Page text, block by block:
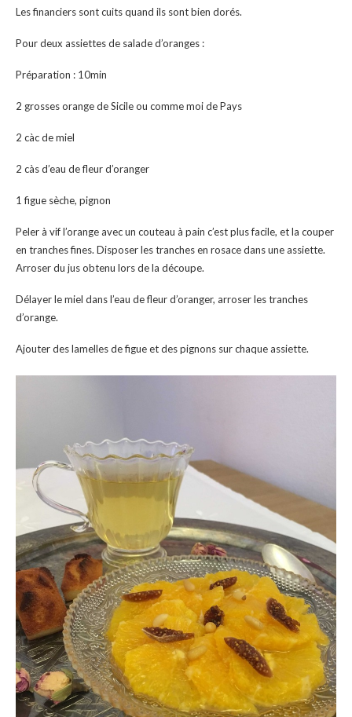
Les financiers sont cuits quand ils sont bien dorés.
Pour deux assiettes de salade d’oranges :
Préparation : 10min
2 grosses orange de Sicile ou comme moi de Pays
2 càc de miel
2 càs d’eau de fleur d’oranger
1 figue sèche, pignon
Peler à vif l’orange avec un couteau à pain c’est plus facile, et la couper
en tranches fines. Disposer les tranches en rosace dans une assiette.
Arroser du jus obtenu lors de la découpe.
Délayer le miel dans l’eau de fleur d’oranger, arroser les tranches
d’orange.
Ajouter des lamelles de figue et des pignons sur chaque assiette.